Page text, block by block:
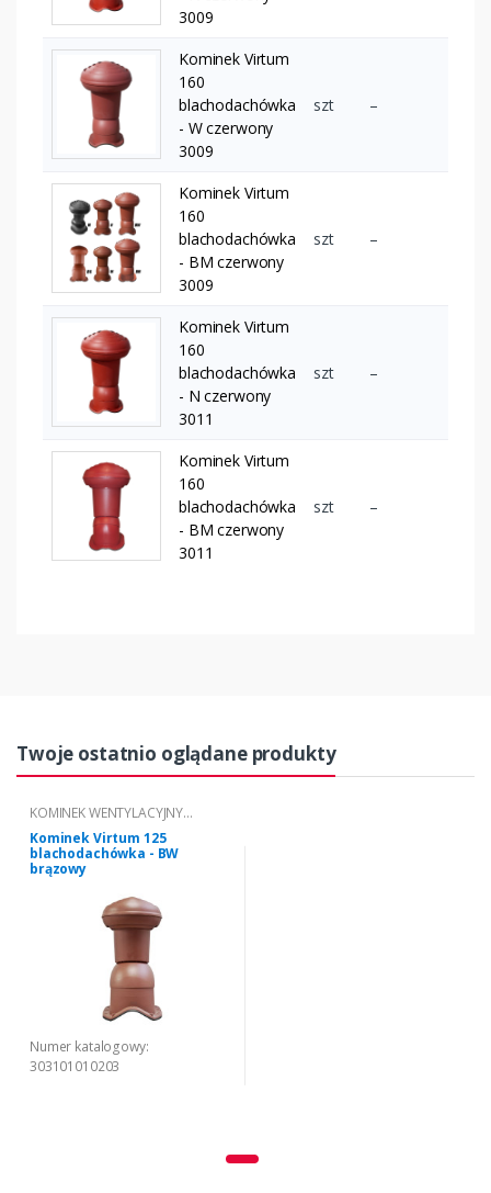
3009
Kominek Virtum
160
blachodachówka
- W czerwony
3009
szt –
Kominek Virtum
160
blachodachówka
- BM czerwony
3009
szt –
Kominek Virtum
160
blachodachówka
- N czerwony
3011
szt –
Kominek Virtum
160
blachodachówka
- BM czerwony
3011
szt –
Twoje ostatnio oglądane produkty
KOMINEK WENTYLACYJNY
VIRTUM® DO POKRYĆ Z
BLACHODACHÓWKI
Kominek Virtum 125
blachodachówka - BW
brązowy
Numer katalogowy:
303101010203